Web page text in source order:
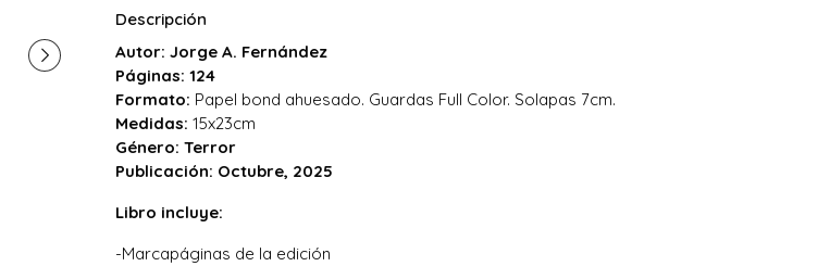
Descripción
Autor: Jorge A. Fernández
Páginas: 124
Formato: Papel bond ahuesado. Guardas Full Color. Solapas 7cm.
Medidas: 15x23cm
Género: Terror
Publicación: Octubre, 2025
Libro incluye:
-Marcapáginas de la edición